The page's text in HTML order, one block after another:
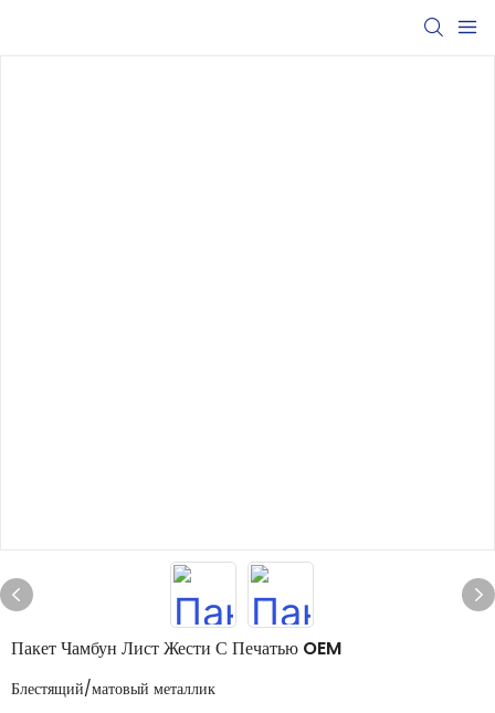
Пакет Чамбун Лист Жести С Печатью OEM
Блестящий/матовый металлик